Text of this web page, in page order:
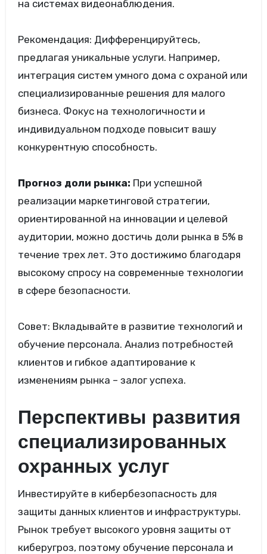
на системах видеонаблюдения.
Рекомендация: Дифференцируйтесь,
предлагая уникальные услуги. Например,
интеграция систем умного дома с охраной или
специализированные решения для малого
бизнеса. Фокус на технологичности и
индивидуальном подходе повысит вашу
конкурентную способность.
Прогноз доли рынка: При успешной
реализации маркетинговой стратегии,
ориентированной на инновации и целевой
аудитории, можно достичь доли рынка в 5% в
течение трех лет. Это достижимо благодаря
высокому спросу на современные технологии
в сфере безопасности.
Совет: Вкладывайте в развитие технологий и
обучение персонала. Анализ потребностей
клиентов и гибкое адаптирование к
изменениям рынка – залог успеха.
Перспективы развития
специализированных
охранных услуг
Инвестируйте в кибербезопасность для
защиты данных клиентов и инфраструктуры.
Рынок требует высокого уровня защиты от
киберугроз, поэтому обучение персонала и